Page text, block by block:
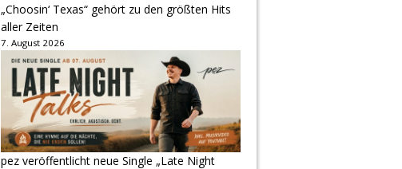
„Choosin‘ Texas“ gehört zu den größten Hits
aller Zeiten
7. August 2026
pez veröffentlicht neue Single „Late Night